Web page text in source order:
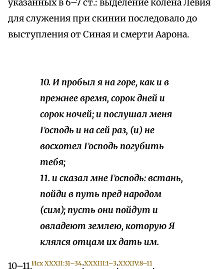
указанных в 6–7 ст.: выделение колена Левия
для служения при скинии последовало до
выступления от Синая и смерти Аарона.
10. И пробыл я на горе, как и в
прежнее время, сорок дней и
сорок ночей; и послушал меня
Господь и на сей раз, (и) не
восхотел Господь погубить
тебя;
11. и сказал мне Господь: встань,
пойди в путь пред народом
(сим); пусть они пойдут и
овладеют землею, которую Я
клялся отцам их дать им.
10–11.Исх XXХII:31–34;XXXIII:1–3;XXXIV:8–11.